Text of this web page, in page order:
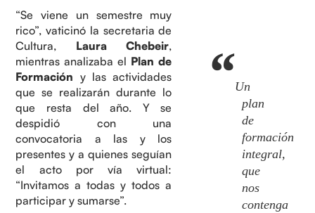
Un
plan
de
formación
integral,
que
nos
contenga
“Se viene un semestre muy
rico”, vaticinó la secretaria de
Cultura, Laura Chebeir,
mientras analizaba el Plan de
Formación y las actividades
que se realizarán durante lo
que resta del año. Y se
despidió con una
convocatoria a las y los
presentes y a quienes seguían
el acto por vía virtual:
“Invitamos a todas y todos a
participar y sumarse”.